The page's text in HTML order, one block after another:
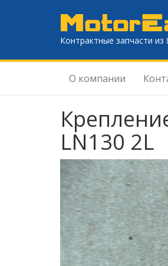
Контрактные запчасти из
О компании
LN130 2L